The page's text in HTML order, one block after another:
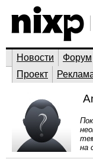
Новости Форум
Проект
на